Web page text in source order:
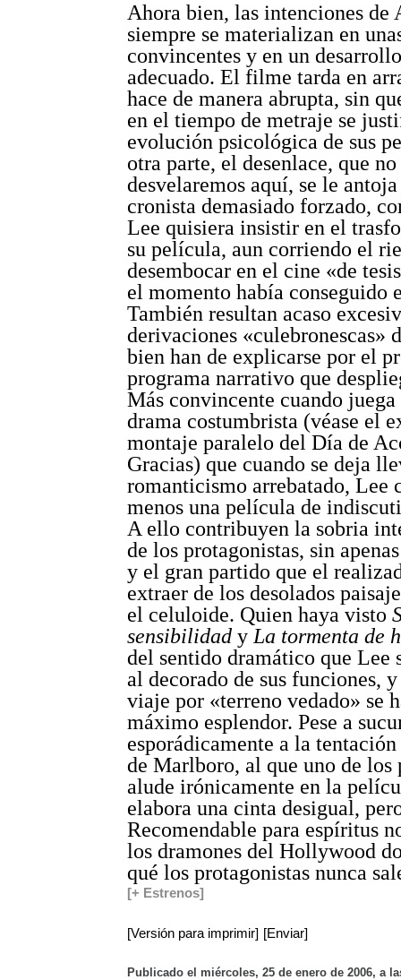
Ahora bien, las intenciones de
siempre se materializan en
convincentes y en un
adecuado. El filme tarda en
hace de manera abrupta, sin
en el tiempo de metraje se
evolución psicológica de sus
otra parte, el desenlace, que no
desvelaremos aquí, se le antoja
cronista demasiado forzado,
Lee quisiera insistir en el
su película, aun corriendo el
desembocar en el cine «de
el momento había conseguido
También resultan acaso
derivaciones «culebronescas»
bien han de explicarse por el
programa narrativo que
Más convincente cuando
drama costumbrista (véase el
montaje paralelo del Día de
Gracias) que cuando se deja
romanticismo arrebatado, Lee
menos una película de
A ello contribuyen la sobria
de los protagonistas, sin
y el gran partido que el
extraer de los desolados
el celuloide. Quien haya visto
sensibilidad y La tormenta de
del sentido dramático que Lee
al decorado de sus funciones,
viaje por «terreno vedado» se
máximo esplendor. Pese a
esporádicamente a la
de Marlboro, al que uno de los
alude irónicamente en la
elabora una cinta desigual,
Recomendable para espíritus
los dramones del Hollywood
qué los protagonistas nunca
[+ Estrenos]
[Versión para imprimir] [Enviar]
Publicado el miércoles, 25 de enero de 2006, a